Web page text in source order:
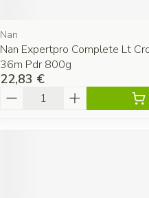
Nan
Nan Expertpro Complete Lt
36m Pdr 800g
22,83 €
Quantité